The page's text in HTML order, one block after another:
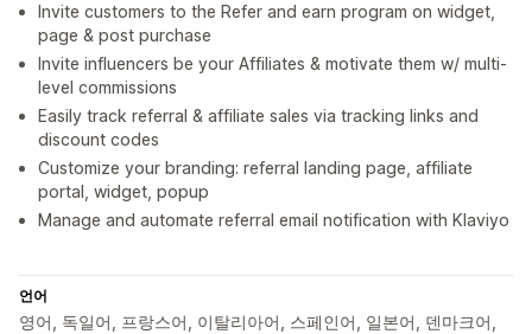
Invite customers to the Refer and earn program on widget,
page & post purchase
Invite influencers be your Affiliates & motivate them w/ multi-
level commissions
Easily track referral & affiliate sales via tracking links and
discount codes
Customize your branding: referral landing page, affiliate
portal, widget, popup
Manage and automate referral email notification with Klaviyo
언어
영어, 독일어, 프랑스어, 이탈리아어, 스페인어, 일본어, 덴마크어,